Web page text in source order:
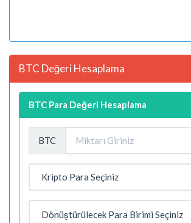
BTC Değeri Hesaplama
BTC Para Değeri Hesaplama
BTC